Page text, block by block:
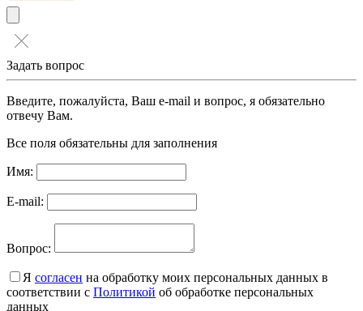
Задать вопрос
Введите, пожалуйста, Ваш e-mail и вопрос, я обязательно
отвечу Вам.
Все поля обязательны для заполнения
Имя:
E-mail:
Вопрос:
Я согласен на обработку моих персональных данных в
соответствии с Политикой об обработке персональных
данных